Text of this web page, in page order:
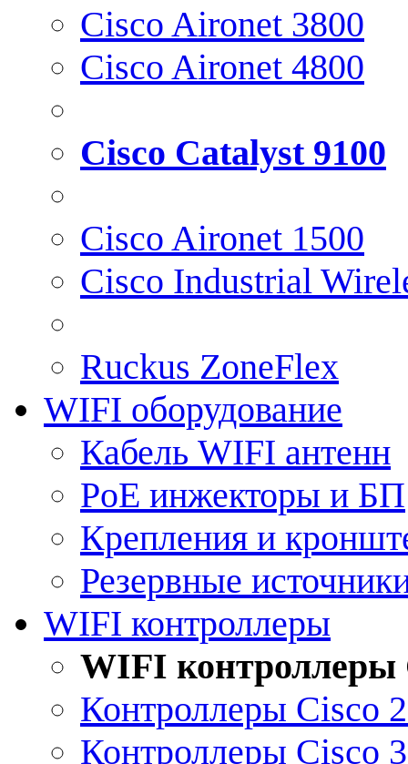
Cisco Aironet 3800
Cisco Aironet 4800
Cisco Catalyst 9100
Cisco Aironet 1500
Cisco Industrial
Ruckus ZoneFlex
WIFI оборудование
Кабель WIFI антенн
PoE инжекторы и БП
Крепления и
Резервные
WIFI контроллеры
WIFI контроллеры
Контроллеры Cisco
Контроллеры Cisco